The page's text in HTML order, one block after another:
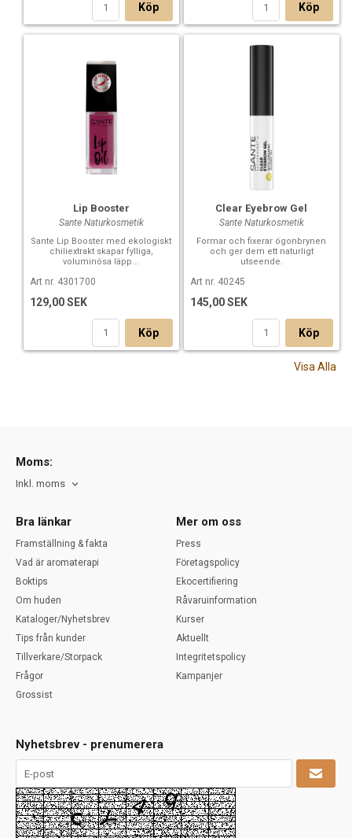
Köp Köp
Lip Booster
Sante Naturkosmetik
Sante Lip Booster med ekologiskt
chiliextrakt skapar fylliga,
voluminösa läpp...
Art nr. 4301700
129,00 SEK
Köp
Clear Eyebrow Gel
Sante Naturkosmetik
Formar och fixerar ögonbrynen
och ger dem ett naturligt
utseende.
Art nr. 40245
145,00 SEK
Köp
Visa Alla
Moms:
Inkl. moms
Bra länkar
Framställning & fakta
Vad är aromaterapi
Boktips
Om huden
Kataloger/Nyhetsbrev
Tips från kunder
Tillverkare/Storpack
Frågor
Grossist
Mer om oss
Press
Företagspolicy
Ekocertifiering
Råvaruinformation
Kurser
Aktuellt
Integritetspolicy
Kampanjer
Nyhetsbrev - prenumerera